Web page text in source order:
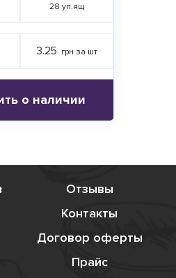
28 уп.ящ
3.25 грн за шт
о наличии
Отзывы
Контакты
Договор оферты
Прайс